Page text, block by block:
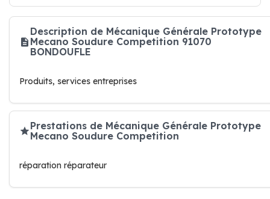
Description de Mécanique Générale Prototype
Mecano Soudure Competition 91070
BONDOUFLE
Produits, services entreprises
Prestations de Mécanique Générale Prototype
Mecano Soudure Competition
réparation réparateur